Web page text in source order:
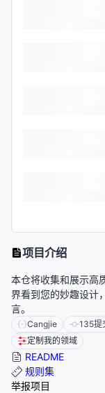
项目介绍
本仓将收集和展示高
界看到您的妙趣设计
言。
Cangjie 135提
定制我的领域
README
规则集
举报项目